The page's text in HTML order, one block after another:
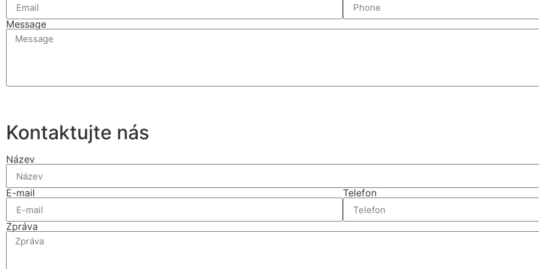
Message
Kontaktujte nás
Název
E-mail Telefon
Zpráva